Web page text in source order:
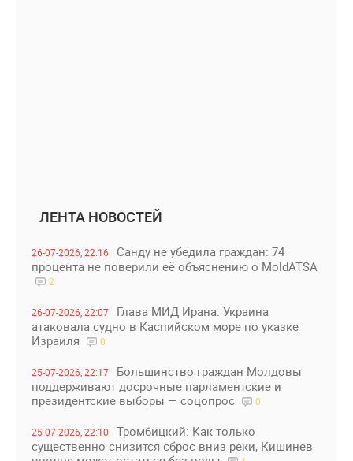
ЛЕНТА НОВОСТЕЙ
26-07-2026, 22:16
Санду не убедила граждан: 74
процента не поверили её объяснению о MoldATSA
2
26-07-2026, 22:07
Глава МИД Ирана: Украина
атаковала судно в Каспийском море по указке
Израиля
0
25-07-2026, 22:17
Большинство граждан Молдовы
поддерживают досрочные парламентские и
президентские выборы — соцопрос
0
25-07-2026, 22:10
Тромбицкий: Как только
существенно снизится сброс вниз реки, Кишинев